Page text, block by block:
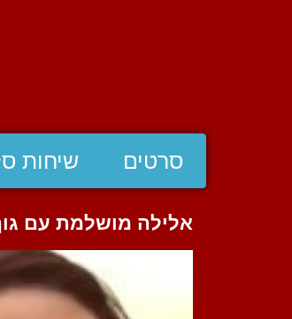
סרטים שיחות
אלילה מושלמת עם